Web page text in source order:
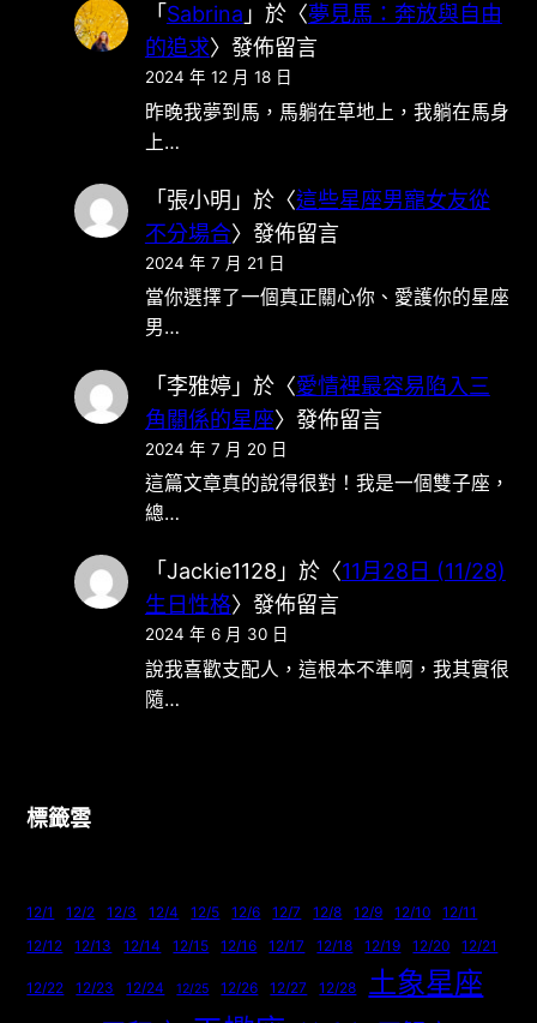
「 Sabrina 」於〈夢見馬：奔放與自由
的追求〉發佈留言
2024 年 12 月 18 日
昨晚我夢到馬，馬躺在草地上，我躺在馬身
上…
「張小明 」於〈這些星座男寵女友從
不分場合〉發佈留言
2024 年 7 月 21 日
當你選擇了一個真正關心你、愛護你的星座
男…
「李雅婷」於〈愛情裡最容易陷入三
角關係的星座〉發佈留言
2024 年 7 月 20 日
這篇文章真的說得很對！我是一個雙子座，
總…
「 Jackie1128 」於〈11月28日 (11/28)
生日性格〉發佈留言
2024 年 6 月 30 日
說我喜歡支配人，這根本不準啊，我其實很
隨…
標籤雲
12/1 12/2 12/3 12/4 12/5 12/6 12/7 12/8 12/9 12/10
12/11
12/12
12/13 12/14 12/15 12/16 12/17 12/18 12/19 12/20 12/21
12/22 12/23 12/24 12/25 12/26 12/27 12/28 土象星座